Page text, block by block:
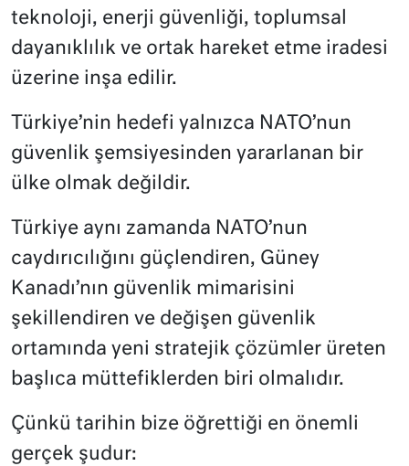
teknoloji, enerji güvenliği, toplumsal
dayanıklılık ve ortak hareket etme iradesi
üzerine inşa edilir.
Türkiye’nin hedefi yalnızca NATO’nun
güvenlik şemsiyesinden yararlanan bir
ülke olmak değildir.
Türkiye aynı zamanda NATO’nun
caydırıcılığını güçlendiren, Güney
Kanadı’nın güvenlik mimarisini
şekillendiren ve değişen güvenlik
ortamında yeni stratejik çözümler üreten
başlıca müttefiklerden biri olmalıdır.
Çünkü tarihin bize öğrettiği en önemli
gerçek şudur: